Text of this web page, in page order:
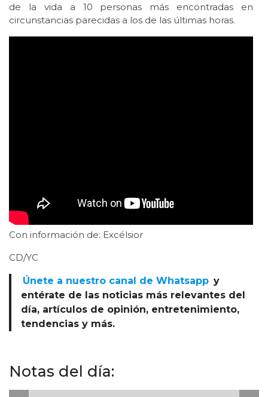
de la vida a 10 personas más encontradas en
circunstancias parecidas a los de las últimas horas.
Con información de: Excélsior
CD/YC
Únete a nuestro canal de Whatsapp y
entérate de las noticias más relevantes del
día, artículos de opinión, entretenimiento,
tendencias y más.
Notas del día: